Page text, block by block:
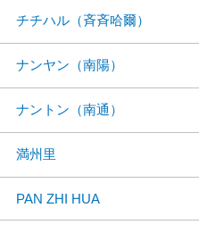
チチハル（斉斉哈爾）
ナンヤン（南陽）
ナントン（南通）
満州里
PAN ZHI HUA